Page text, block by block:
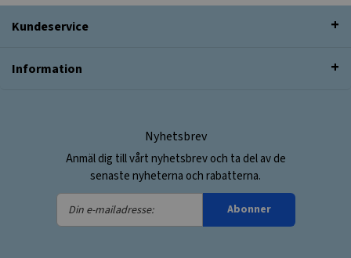
Kundeservice
Information
Nyhetsbrev
Anmäl dig till vårt nyhetsbrev och ta del av de
senaste nyheterna och rabatterna.
Din
e-
Abonner